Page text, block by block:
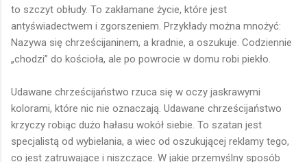
to szczyt obłudy. To zakłamane życie, które jest
antyświadectwem i zgorszeniem. Przykłady można mnożyć:
Nazywa się chrześcijaninem, a kradnie, a oszukuje. Codziennie
„chodzi” do kościoła, ale po powrocie w domu robi piekło.
Udawane chrześcijaństwo rzuca się w oczy jaskrawymi
kolorami, które nic nie oznaczają. Udawane chrześcijaństwo
krzyczy robiąc dużo hałasu wokół siebie. To szatan jest
specjalistą od wybielania, a wiec od oszukującej reklamy tego,
co jest zatruwające i niszczące. W jakie przemyślny sposób